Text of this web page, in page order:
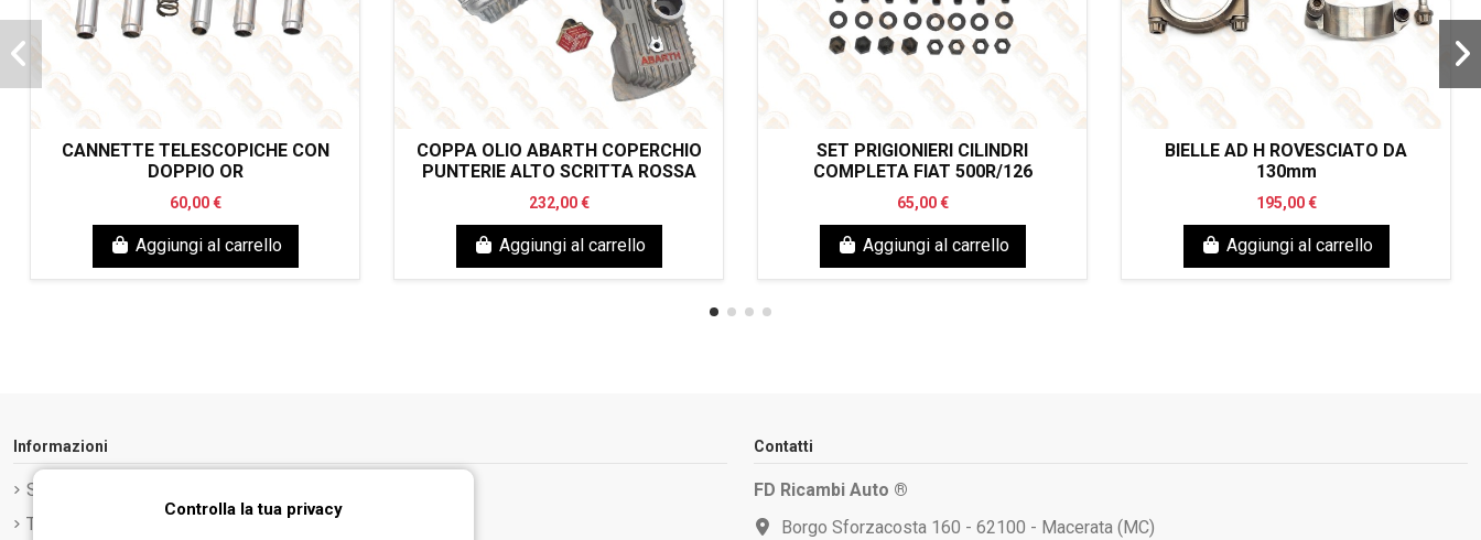
CANNETTE TELESCOPICHE CON
DOPPIO OR
60,00 €
Aggiungi al carrello
COPPA OLIO ABARTH COPERCHIO
PUNTERIE ALTO SCRITTA ROSSA
232,00 €
Aggiungi al carrello
SET PRIGIONIERI CILINDRI
COMPLETA FIAT 500R/126
65,00 €
Aggiungi al carrello
BIELLE AD H ROVESCIATO DA
130mm
195,00 €
Aggiungi al carrello
Informazioni
Spedizione e Consegna
Termini e condizioni d'uso
Contatti
FD Ricambi Auto ®
Borgo Sforzacosta 160 - 62100 - Macerata (MC)
Controlla la tua privacy